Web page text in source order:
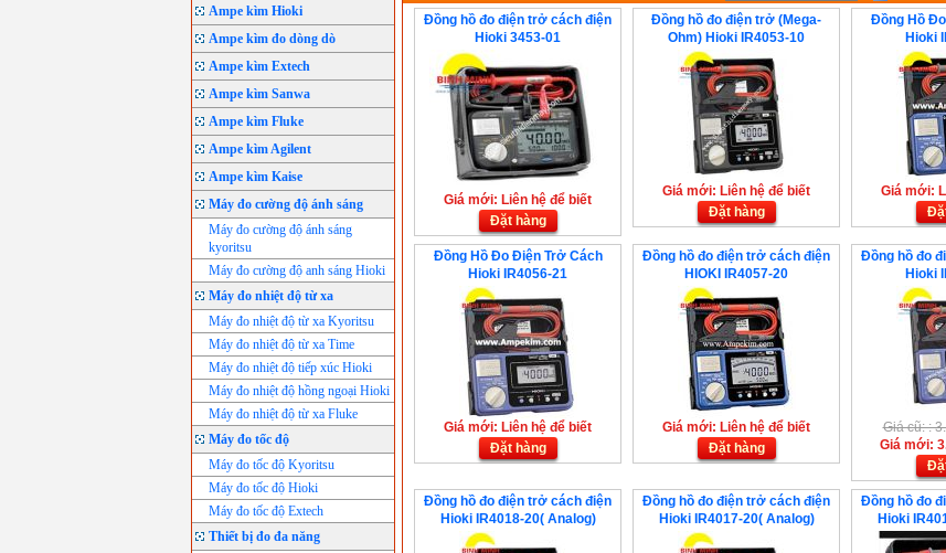
Ampe kìm Hioki
Ampe kìm đo dòng dò
Ampe kìm Extech
Ampe kìm Sanwa
Ampe kìm Fluke
Ampe kìm Agilent
Ampe kìm Kaise
Máy đo cường độ ánh sáng
Máy đo cường độ ánh sáng
kyoritsu
Máy đo cường độ anh sáng Hioki
Máy đo nhiệt độ từ xa
Máy đo nhiệt độ từ xa Kyoritsu
Máy đo nhiệt độ từ xa Time
Máy đo nhiệt độ tiếp xúc Hioki
Máy đo nhiệt độ hồng ngoại Hioki
Máy đo nhiệt độ từ xa Fluke
Máy đo tốc độ
Máy đo tốc độ Kyoritsu
Máy đo tốc độ Hioki
Máy đo tốc độ Extech
Thiết bị đo đa năng
Đồng hồ đo điện trở cách điện
Hioki 3453-01
Giá mới: Liên hệ để biết
Đặt hàng
Đồng hồ đo điện trở (Mega-
Ohm) Hioki IR4053-10
Giá mới: Liên hệ để biết
Đặt hàng
Đồng Hồ
Hioki
Giá mới:
Đồng Hồ Đo Điện Trở Cách
Hioki IR4056-21
Giá mới: Liên hệ để biết
Đặt hàng
Đồng hồ đo điện trở cách điện
HIOKI IR4057-20
Giá mới: Liên hệ để biết
Đặt hàng
Đồng hồ đo
Hioki
Giá cũ: :
Giá mới:
Đồng hồ đo điện trở cách điện
Hioki IR4018-20( Analog)
Đồng hồ đo điện trở cách điện
Hioki IR4017-20( Analog)
Đồng hồ đo
Hioki